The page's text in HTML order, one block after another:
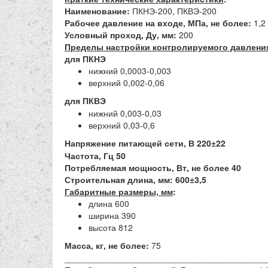
Наименование: ПКНЭ-200, ПКВЭ-200
Рабочее давление на входе, МПа, не более: 1,2
Условный проход, Ду, мм: 200
Пределы настройки контролируемого
для ПКНЭ
нижний 0,0003-0,003
верхний 0,002-0,06
для ПКВЭ
нижний 0,003-0,03
верхний 0,03-0,6
Напряжение питающей сети, В 220±22
Частота, Гц 50
Потребляемая мощность, Вт, не более 40
Строительная длина, мм: 600±3,5
Габаритные размеры, мм:
длина 600
ширина 390
высота 812
Масса, кг, не более: 75